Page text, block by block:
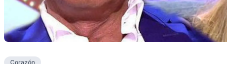
Corazón